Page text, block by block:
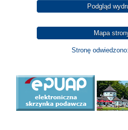
Podgląd
Mapa
Stronę odwiedzono: